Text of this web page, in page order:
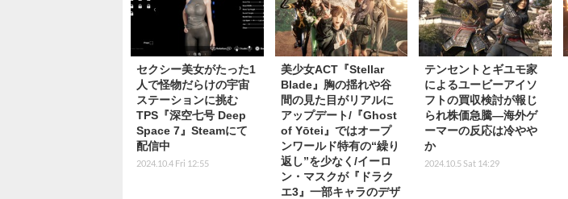
セクシー美女がたった1
人で怪物だらけの宇宙
ステーションに挑む
TPS『深空七号 Deep
Space 7』Steamにて
配信中
2024.10.4 Fri 12:55
美少女ACT『Stellar
Blade』胸の揺れや谷
間の見た目がリアルに
アップデート/『Ghost
of Yōtei』ではオープ
ンワールド特有の“繰り
返し”を少なく/イーロ
ン・マスクが『ドラク
エ3』一部キャラのデザ
テンセントとギユモ家
によるユービーアイソ
フトの買収検討が報じ
られ株価急騰―海外ゲ
ーマーの反応は冷やや
か
2024.10.5 Sat 14:29